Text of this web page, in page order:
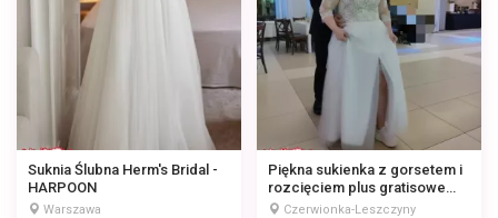
Suknia Ślubna Herm's Bridal -
HARPOON
Warszawa
Piękna sukienka z gorsetem i
rozcięciem plus gratisowe
butyCzerwionka-Leszczyny